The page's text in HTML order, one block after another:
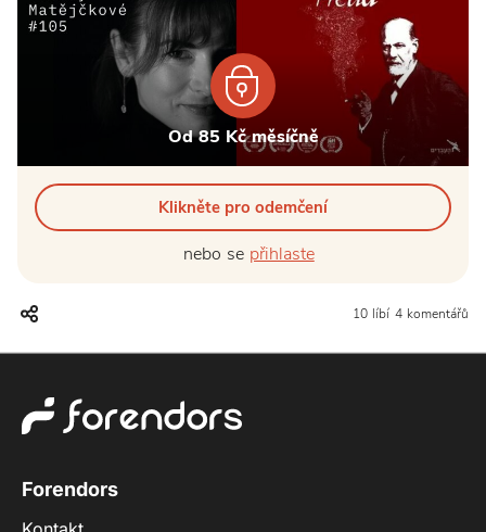
Od 85 Kč měsíčně
Klikněte pro odemčení
nebo se přihlaste
10 líbí 4 komentářů
Forendors